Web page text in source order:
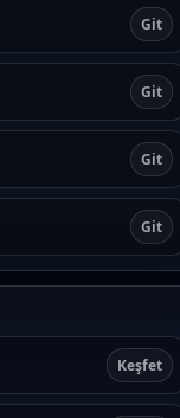
Git
Git
Git
Git
Keşfet